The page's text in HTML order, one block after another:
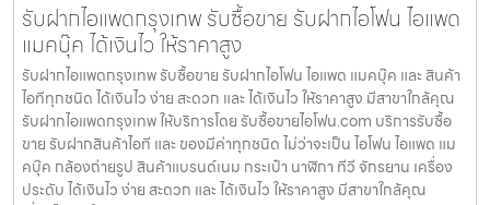
รับฝากไอแพดกรุงเทพ รับซื้อขาย รับฝากไอโฟน ไอแพด
แมคบุ๊ค ได้เงินไว ให้ราคาสูง
รับฝากไอแพดกรุงเทพ รับซื้อขาย รับฝากไอโฟน ไอแพด แมคบุ๊ค และ สินค้า
ไอทีทุกชนิด ได้เงินไว ง่าย สะดวก และ ได้เงินไว ให้ราคาสูง มีสาขาใกล้คุณ
รับฝากไอแพดกรุงเทพ ให้บริการโดย รับซื้อขายไอโฟน.com บริการรับซื้อ
ขาย รับฝากสินค้าไอที และ ของมีค่าทุกชนิด ไม่ว่าจะเป็น ไอโฟน ไอแพด แม
คบุ๊ค กล้องถ่ายรูป สินค้าแบรนด์เนม กระเป๋า นาฬิกา ทีวี จักรยาน เครื่อง
ประดับ ได้เงินไว ง่าย สะดวก และ ได้เงินไว ให้ราคาสูง มีสาขาใกล้คุณ